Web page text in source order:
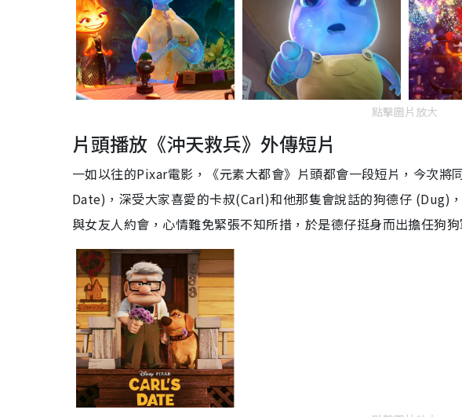
點擊圖片放大
片頭播放《沖天救兵》外傳短片
一如以往的Pixar電影，《元素大都會》片頭都會一段短片，今次
Date)，深受大家喜愛的卡叔(Carl)和他那隻會說話的狗德仔 (Dug)
與女友人約會，心情難免緊張不知所措，於是德仔挺身而出擔任狗狗